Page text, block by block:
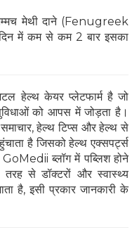
मेथी दाने (Fenugreek
में कम से कम 2 बार इसका
हेल्थ केयर प्लेटफार्म है जो
को आपस में जोड़ता है।
हेल्थ टिप्स और हेल्थ से
है जिसको हेल्थ एक्सपर्ट्स
GoMedii ब्लॉग में पब्लिश होने
से डॉक्टरों और स्वास्थ्य
है, इसी प्रकार जानकारी के